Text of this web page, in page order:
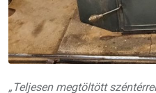
„Teljesen megtöltött